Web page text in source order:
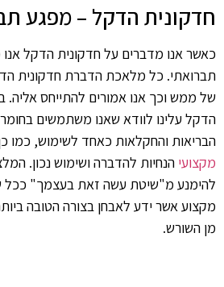
חדקונית הדקל – מפגע
כאשר אנו מדברים על חדקונית הדקל
תברואתי. כל מלאכת הדברת חדקונית
של ממש וכך אנו אמורים להתייחס אליה.
הדקל עלינו לוודא שאנו משתמשים
הבריאות והחקלאות כאחד לשימוש, כמו
מקצועי הנחיות להדברה ושימוש נכון.
להימנע מ"שיטת עשה זאת בעצמך" ככל
מקצוע אשר ידע לאבחן בצורה הטובה
מן השורש.